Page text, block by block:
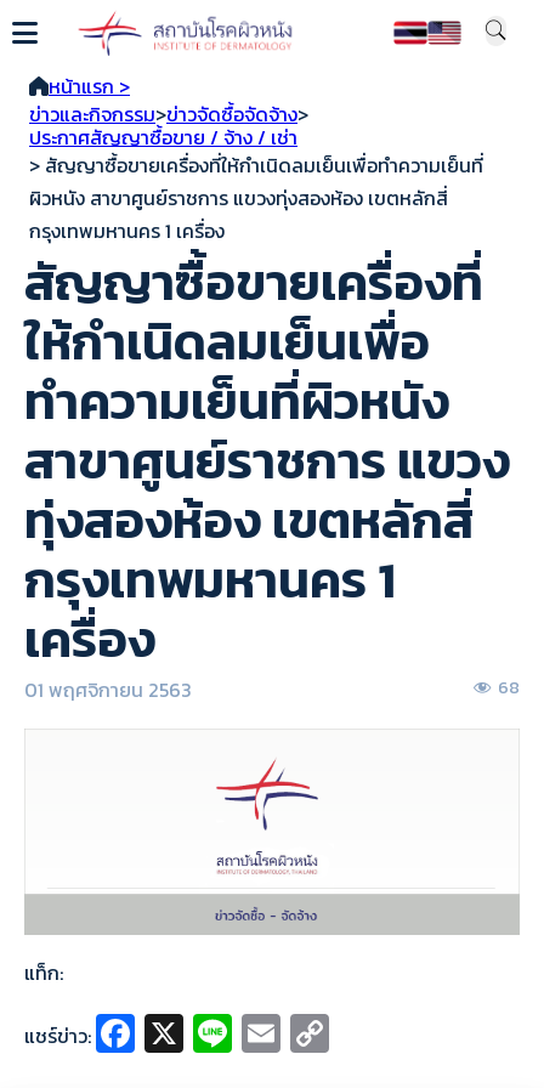
หน้าแรก >
ข่าวและกิจกรรม>ข่าวจัดซื้อจัดจ้าง>
ประกาศสัญญาซื้อขาย / จ้าง / เช่า
> สัญญาซื้อขายเครื่องที่ให้กำเนิดลมเย็นเพื่อทำความเย็นที่
ผิวหนัง สาขาศูนย์ราชการ แขวงทุ่งสองห้อง เขตหลักสี่
กรุงเทพมหานคร 1 เครื่อง
สัญญาซื้อขายเครื่องที่
ให้กำเนิดลมเย็นเพื่อ
ทำความเย็นที่ผิวหนัง
สาขาศูนย์ราชการ แขวง
ทุ่งสองห้อง เขตหลักสี่
กรุงเทพมหานคร 1
เครื่อง
01 พฤศจิกายน 2563 68
แท็ก:
แชร์ข่าว: Fa
ce
X Li
n
E
m